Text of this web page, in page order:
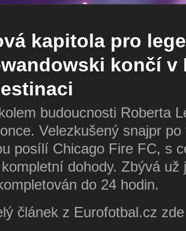
kapitola pro
končí v
budoucnosti Roberta
Velezkušený snajpr
posílí Chicago Fire FC, s
dohody. Zbývá
do 24 hodin.
článek z Eurofotbal.cz